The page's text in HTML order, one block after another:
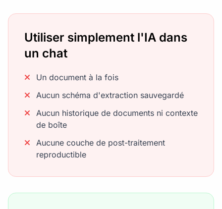
Utiliser simplement l'IA dans
un chat
Un document à la fois
Aucun schéma d'extraction sauvegardé
Aucun historique de documents ni contexte
de boîte
Aucune couche de post-traitement
reproductible